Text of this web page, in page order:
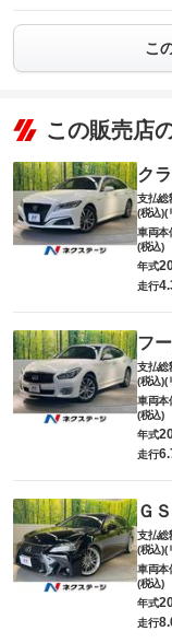
こ
この販売店
ク
支払総
(税込)(
車両本
(税込)
年式
走行
フ
支払総
(税込)(
車両本
(税込)
年式
走行
ＧＳ
支払総
(税込)(
車両本
(税込)
年式
走行